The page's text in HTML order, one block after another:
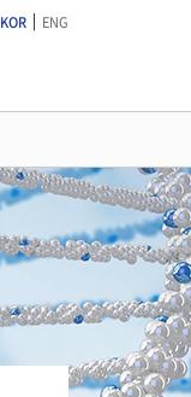
KOR | ENG